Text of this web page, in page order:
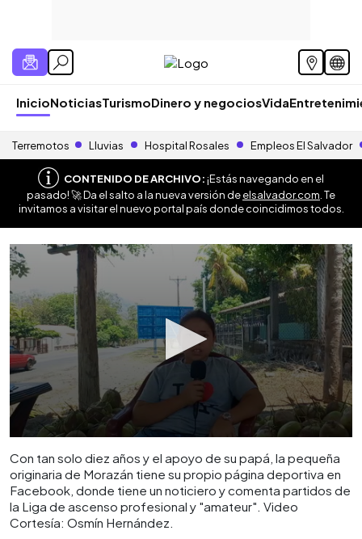
InicioNoticiasTurismoDinero y negociosVida
Terremotos Lluvias Hospital Rosales Empleos El Salvador
CONTENIDO DE ARCHIVO:¡Estás navegando en el
pasado! 🚀 Da el salto a la nueva versión deelsalvador.com . Te
invitamos a visitar el nuevo portal país donde coincidimos todos.
Con tan solo diez años y el apoyo de su papá, la pequeña
originaria de Morazán tiene su propio página deportiva en
Facebook, donde tiene un noticiero y comenta partidos de
la Liga de ascenso profesional y "amateur". Video
Cortesía: Osmín Hernández.